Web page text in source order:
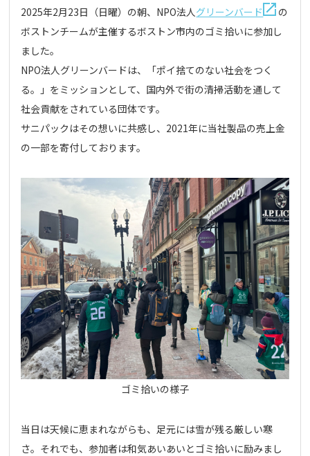
2025年2月23日（日曜）の朝、NPO法人グリーンバード
の
ボストンチームが主催するボストン市内のゴミ拾いに参加し
ました。
NPO法人グリーンバードは、「ポイ捨てのない社会をつく
る。」をミッションとして、国内外で街の清掃活動を通して
社会貢献をされている団体です。
サニパックはその想いに共感し、2021年に当社製品の売上金
の一部を寄付しております。
ゴミ拾いの様子
当日は天候に恵まれながらも、足元には雪が残る厳しい寒
さ。それでも、参加者は和気あいあいとゴミ拾いに励みまし